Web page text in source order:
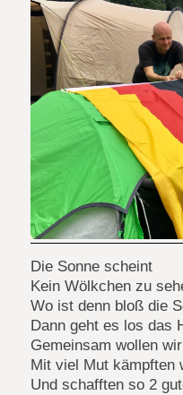
Die Sonne scheint
Kein Wölkchen zu
Wo ist denn bloß die
Dann geht es los das
Gemeinsam wollen
Mit viel Mut kämpften
Und schafften so 2